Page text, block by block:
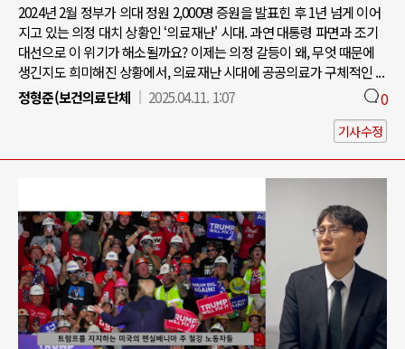
2024년 2월 정부가 의대 정원 2,000명 증원을 발표힌 후 1년 넘게 이어
지고 있는 의정 대치 상황인 ‘의료재난' 시대. 과연 대통령 파면과 조기
대선으로 이 위기가 해소될까요? 이제는 의정 갈등이 왜, 무엇 때문에
생긴지도 희미해진 상황에서, 의료재난 시대에 공공의료가 구체적인 ...
정형준(보건의료단체
2025.04.11. 1:07 0
기사수정